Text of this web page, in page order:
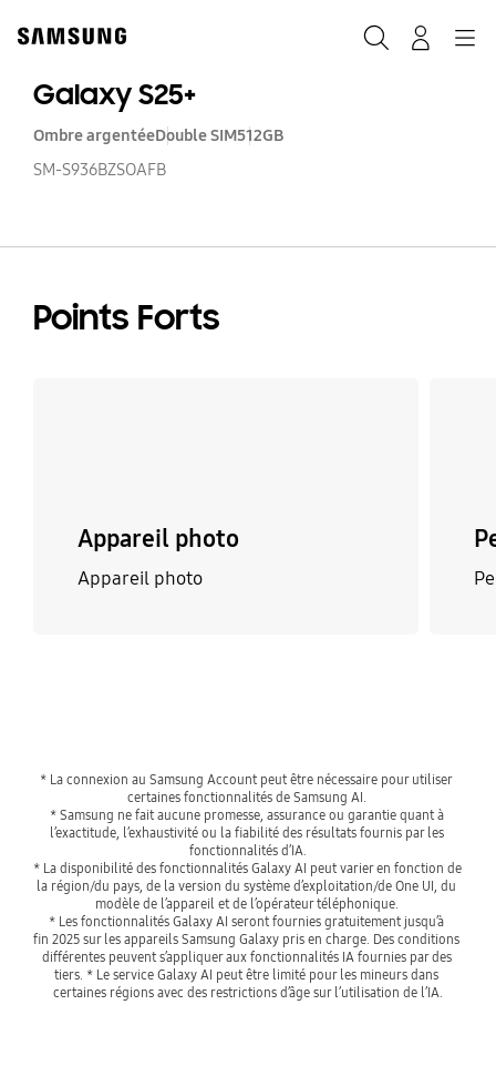
content
Galaxy S25+
Ombre argentéeDouble SIM512GB
SM-S936BZSOAFB
Points Forts
Appareil photo
Appareil photo
* La connexion au Samsung Account peut être nécessaire pour utiliser
certaines fonctionnalités de Samsung AI.
* Samsung ne fait aucune promesse, assurance ou garantie quant à
l’exactitude, l’exhaustivité ou la fiabilité des résultats fournis par les
fonctionnalités d’IA.
* La disponibilité des fonctionnalités Galaxy AI peut varier en fonction de
la région/du pays, de la version du système d’exploitation/de One UI, du
modèle de l’appareil et de l’opérateur téléphonique.
* Les fonctionnalités Galaxy AI seront fournies gratuitement jusqu’à
fin 2025 sur les appareils Samsung Galaxy pris en charge. Des conditions
différentes peuvent s’appliquer aux fonctionnalités IA fournies par des
tiers. * Le service Galaxy AI peut être limité pour les mineurs dans